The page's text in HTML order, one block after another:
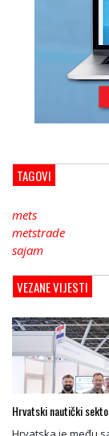
TAGOVI
mets
metstrade
sajam
VEZANE VIJESTI
Hrvatski nautički